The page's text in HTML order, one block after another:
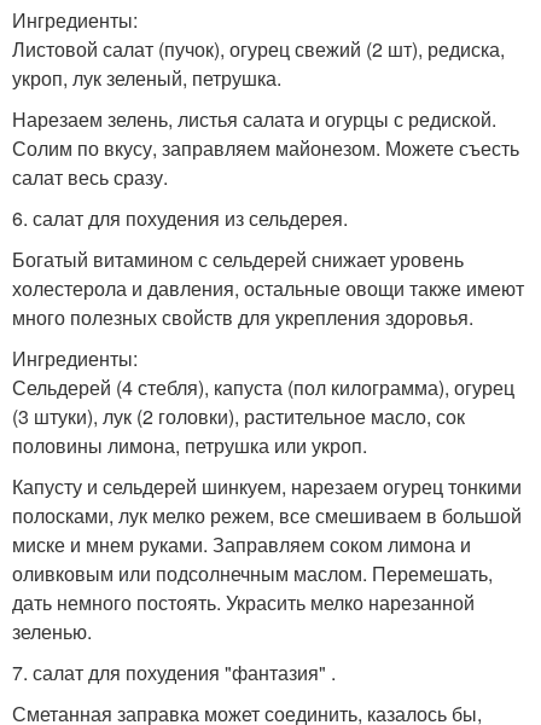
Ингредиенты:
Листовой салат (пучок), огурец свежий (2 шт), редиска,
укроп, лук зеленый, петрушка.
Нарезаем зелень, листья салата и огурцы с редиской.
Солим по вкусу, заправляем майонезом. Можете съесть
салат весь сразу.
6. салат для похудения из сельдерея.
Богатый витамином с сельдерей снижает уровень
холестерола и давления, остальные овощи также имеют
много полезных свойств для укрепления здоровья.
Ингредиенты:
Сельдерей (4 стебля), капуста (пол килограмма), огурец
(3 штуки), лук (2 головки), растительное масло, сок
половины лимона, петрушка или укроп.
Капусту и сельдерей шинкуем, нарезаем огурец тонкими
полосками, лук мелко режем, все смешиваем в большой
миске и мнем руками. Заправляем соком лимона и
оливковым или подсолнечным маслом. Перемешать,
дать немного постоять. Украсить мелко нарезанной
зеленью.
7. салат для похудения "фантазия" .
Сметанная заправка может соединить, казалось бы,